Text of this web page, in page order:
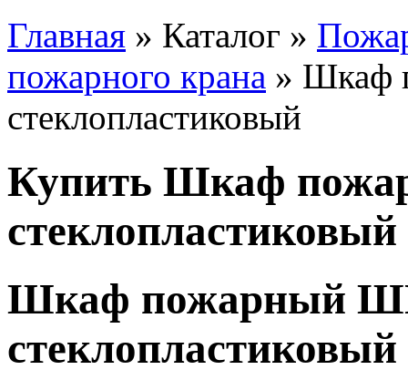
Главная » Каталог »
пожарного крана » Шкаф
стеклопластиковый
Купить Шкаф
стеклопластиковый
Шкаф пожарный
стеклопластиковый